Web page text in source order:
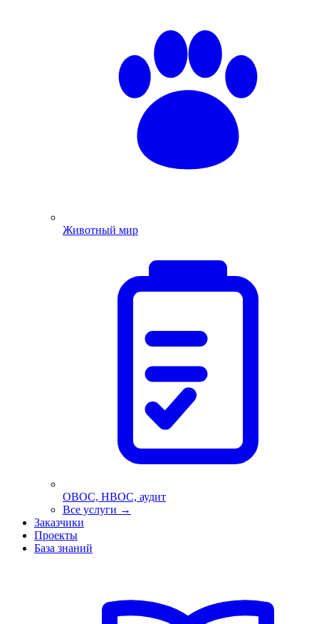
Животный мир
ОВОС, НВОС, аудит
Все услуги →
Заказчики
Проекты
База знаний